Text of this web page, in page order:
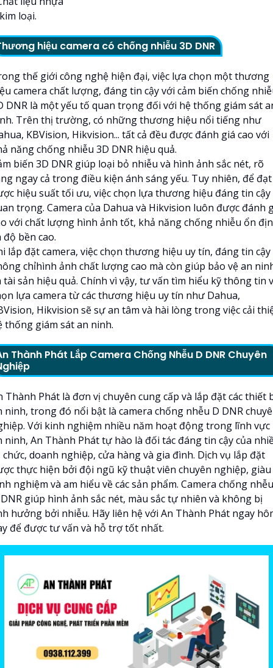
loại.
hiệu camera có chống nhiễu 3D DNR
thế giới công nghệ hiện đại, việc lựa chọn một thương
camera chất lượng, đáng tin cậy với cảm biến chống
DNR là một yếu tố quan trọng đối với hệ thống giám sát
Trên thị trường, có những thương hiệu nổi tiếng như
KBVision, Hikvision... tất cả đều được đánh giá cao với
năng chống nhiễu 3D DNR hiệu quả.
biến 3D DNR giúp loại bỏ nhiễu và hình ảnh sắc nét, rõ
ngay cả trong điều kiện ánh sáng yếu. Tuy nhiên, để đạt
hiệu suất tối ưu, việc chọn lựa thương hiệu đáng tin cậy
trọng. Camera của Dahua và Hikvision luôn được đánh
với chất lượng hình ảnh tốt, khả năng chống nhiễu ổn
độ bền cao.
lắp đặt camera, việc chọn thương hiệu uy tín, đáng tin cậy
chỉhình ảnh chất lượng cao mà còn giúp bảo vệ an
tài sản hiệu quả. Chính vì vậy, tư vấn tìm hiểu kỹ thông tin
lựa camera từ các thương hiệu uy tín như Dahua,
Hikvision sẽ sự an tâm và hài lòng trong việc cải
thống giám sát an ninh.
Thành Phát Lắp Camera Chống Nhễu D DNR Chuyên
Thành Phát là đơn vị chuyên cung cấp và lắp đặt các thiết
ninh, trong đó nổi bật là camera chống nhễu D DNR
Với kinh nghiệm nhiều năm hoạt động trong lĩnh vực
ninh, An Thành Phát tự hào là đối tác đáng tin cậy của
doanh nghiệp, cửa hàng và gia đình. Dịch vụ lắp đặt
thực hiện bởi đội ngũ kỹ thuật viên chuyên nghiệp, giàu
nghiệm và am hiểu về các sản phẩm. Camera chống nhễu
giúp hình ảnh sắc nét, màu sắc tự nhiên và không bị
hưởng bởi nhiễu. Hãy liên hệ với An Thành Phát ngay
để được tư vấn và hỗ trợ tốt nhất.